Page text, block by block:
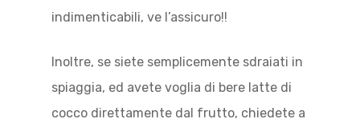
indimenticabili, ve l’assicuro!!
Inoltre, se siete semplicemente sdraiati in
spiaggia, ed avete voglia di bere latte di
cocco direttamente dal frutto, chiedete a